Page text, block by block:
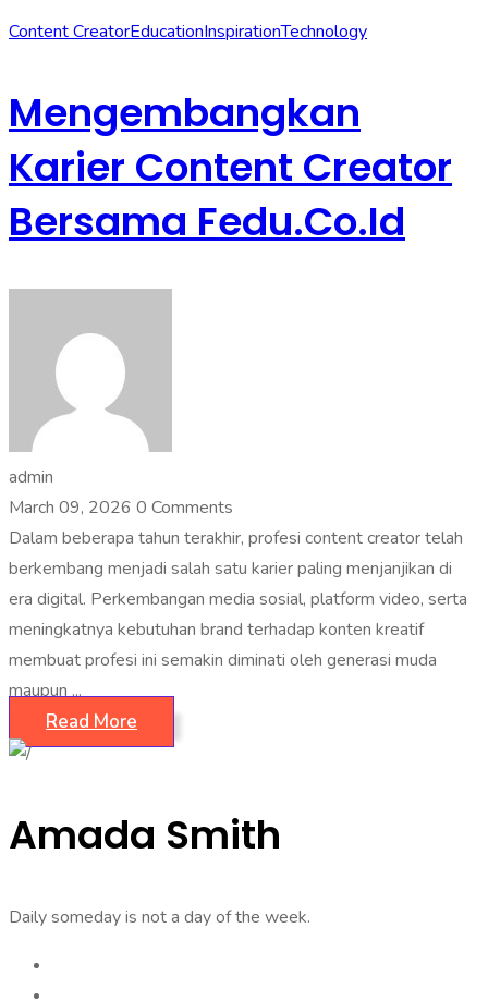
Content CreatorEducationInspirationTechnology
Mengembangkan
Karier Content Creator
Bersama Fedu.co.id
admin
March 09, 2026 0 Comments
Dalam beberapa tahun terakhir, profesi content creator telah
berkembang menjadi salah satu karier paling menjanjikan di
era digital. Perkembangan media sosial, platform video, serta
meningkatnya kebutuhan brand terhadap konten kreatif
membuat profesi ini semakin diminati oleh generasi muda
maupun ...
Read More
Amada Smith
Daily someday is not a day of the week.